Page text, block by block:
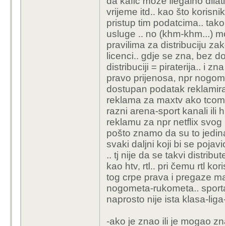
vrijeme itd.. kao što
pristup tim podatcima..
usluge .. no (khm-khm...)
pravilima za distribuciju
licenci.. gdje se zna, bez
distribuciji = piraterija.. i
pravo prijenosa, npr
dostupan podatak
reklama za maxtv ako
razni arena-sport kanali ili
reklamu za npr netflix
pošto znamo da su to
svaki daljni koji bi se
.. tj nije da se takvi
kao htv, rtl.. pri čemu rtl
tog crpe prava i pregaze
nogometa-rukometa..
naprosto nije ista klasa-
-ako je znao ili je mogao